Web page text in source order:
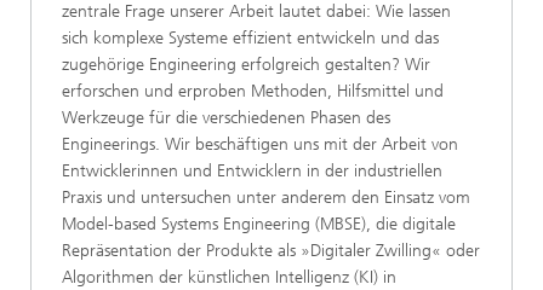
zentrale Frage unserer Arbeit lautet dabei: Wie lassen
sich komplexe Systeme effizient entwickeln und das
zugehörige Engineering erfolgreich gestalten? Wir
erforschen und erproben Methoden, Hilfsmittel und
Werkzeuge für die verschiedenen Phasen des
Engineerings. Wir beschäftigen uns mit der Arbeit von
Entwicklerinnen und Entwicklern in der industriellen
Praxis und untersuchen unter anderem den Einsatz vom
Model-based Systems Engineering (MBSE), die digitale
Repräsentation der Produkte als »Digitaler Zwilling« oder
Algorithmen der künstlichen Intelligenz (KI) in